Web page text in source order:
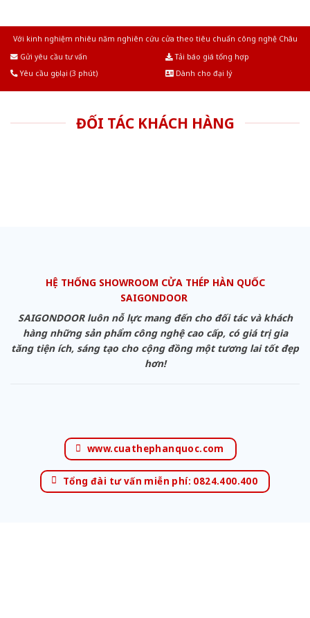
Với kinh nghiệm nhiêu năm nghiên cứu cửa theo tiêu chuẩn công nghệ Châu
Gửi yêu cầu tư vấn
Tải báo giá tổng hợp
Yêu cầu gọi lại (3 phút)
Dành cho đại lý
ĐỐI TÁC KHÁCH HÀNG
HỆ THỐNG SHOWROOM CỬA THÉP HÀN QUỐC
SAIGONDOOR
SAIGONDOOR luôn nỗ lực mang đến cho đối tác và khách
hàng những sản phẩm công nghệ cao cấp, có giá trị gia
tăng tiện ích, sáng tạo cho cộng đồng một tương lai tốt đẹp
hơn!
www.cuathephanquoc.com
Tổng đài tư vấn miễn phí: 0824.400.400